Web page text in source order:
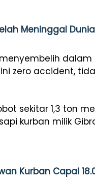
Meninggal
zero accident,
sekitar 1,3 ton
kurban milik
Kurban Capai